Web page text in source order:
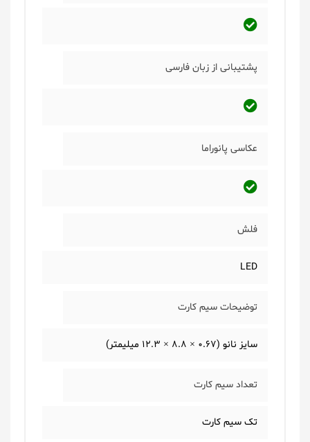
پشتیبانی از زبان فارسی
عکاسی پانوراما
فلش
LED
توضیحات سیم کارت
سایز نانو (0.67 × 8.8 × 12.3 میلیمتر)
تعداد سیم کارت
تک سیم کارت